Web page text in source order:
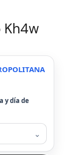
y día de
⌄